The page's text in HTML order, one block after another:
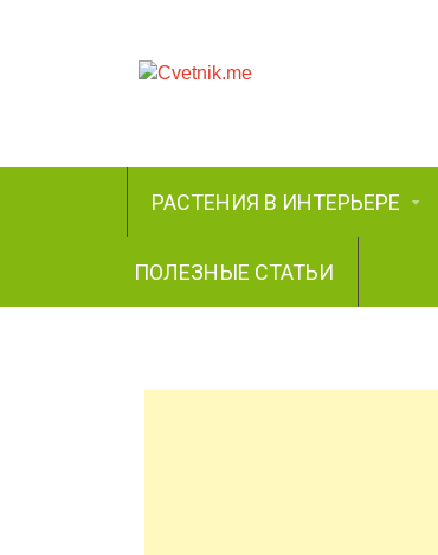
РАСТЕНИЯ В ИНТЕРЬЕРЕ
ПОЛЕЗНЫЕ СТАТЬИ